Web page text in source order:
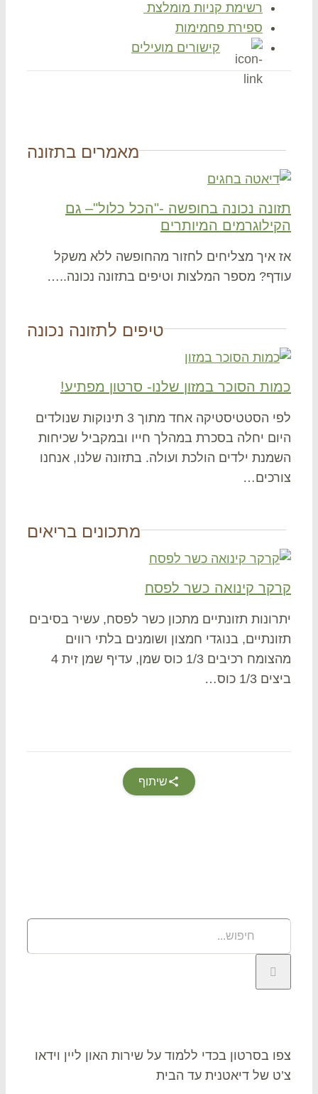
רשימת קניות מומלצת
ספירת פחמימות
קישורים מועילים
מאמרים בתזונה
נכונה בחופשה -"הכל כלול"– גם
המיותרים
איך מצליחים לחזור מהחופשה ללא משקל
מספר המלצות וטיפים בתזונה נכונה..…
טיפים לתזונה נכונה
הסוכר במזון שלנו- סרטון מפתיע!
לפי הסטטיסטיקה אחד מתוך 3 תינוקות שנולדים
יחלה בסכרת במהלך חייו ובמקביל שכיחות
ילדים הולכת ועולה. בתזונה שלנו, אנחנו
מתכונים בריאים
קינואה כשר לפסח
תזונתיים מתכון כשר לפסח, עשיר בסיבים
בנוגדי חמצון ושומנים בלתי רווים
מהצומח רכיבים 1/3 כוס שמן, עדיף שמן זית 4
שיתוף
בסרטון בכדי ללמוד על שירות האון ליין וידאו
של דיאטנית עד הבית